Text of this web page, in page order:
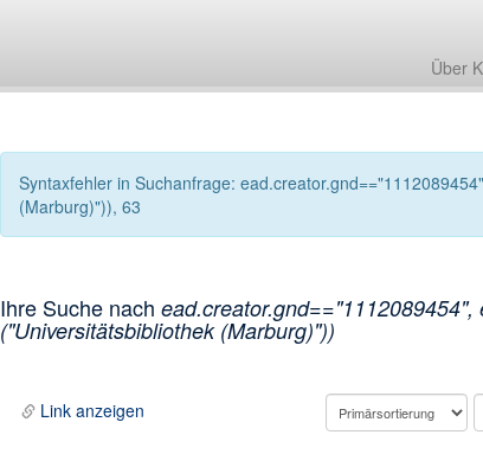
Über
Syntaxfehler in Suchanfrage:
(Marburg)")), 63
Ihre Suche nach
("Universitätsbibliothek (Marburg)"))
Link anzeigen